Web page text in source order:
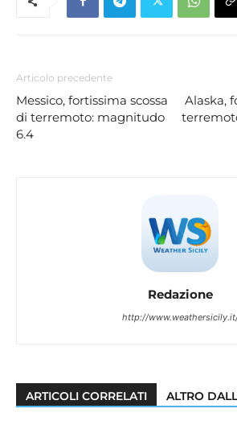
Articolo precedente
Messico, fortissima scossa
di terremoto: magnitudo
6.4
Alaska,
Redazione
http://
ARTICOLI CORRELATI ALTRO